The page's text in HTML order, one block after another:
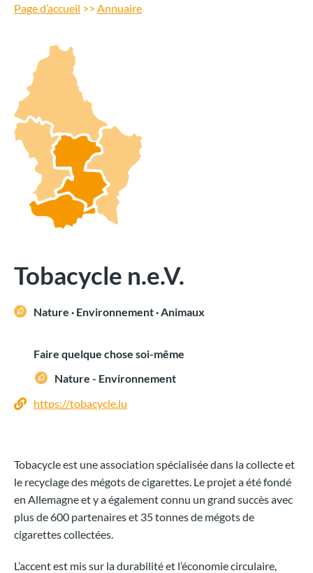
Page d’accueil >> Annuaire
Tobacycle n.e.V.
Nature · Environnement · Animaux
Faire quelque chose soi-même
Nature - Environnement
https://tobacycle.lu
Tobacycle est une association spécialisée dans la collecte et
le recyclage des mégots de cigarettes. Le projet a été fondé
en Allemagne et y a également connu un grand succès avec
plus de 600 partenaires et 35 tonnes de mégots de
cigarettes collectées.
L’accent est mis sur la durabilité et l’économie circulaire,